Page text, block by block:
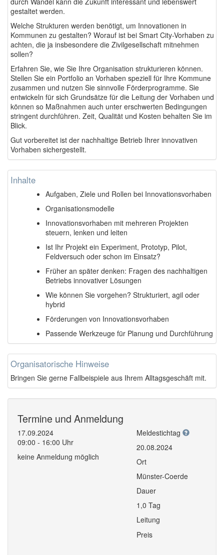
gestaltet werden.
Welche Strukturen werden benötigt, um Innovationen in
Kommunen zu gestalten? Worauf ist bei Smart City-Vorhaben zu
achten, die ja insbesondere die Zivilgesellschaft mitnehmen
sollen?
Erfahren Sie, wie Sie Ihre Organisation strukturieren können.
Stellen Sie ein Portfolio an Vorhaben speziell für Ihre Kommune
zusammen und nutzen Sie sinnvolle Förder­programme. Sie
entwickeln für sich Grundsätze für die Leitung der Vorhaben und
können so Maßnahmen auch unter erschwerten Bedingungen
stringent durchführen. Zeit, Qualität und Kosten behalten Sie im
Blick.
Gut vorbereitet ist der nachhaltige Betrieb Ihrer innovativen
Vorhaben sichergestellt.
Inhalte
Aufgaben, Ziele und Rollen bei Innovationsvorhaben
Organisationsmodelle
Innovationsvorhaben mit mehreren Projekten
steuern, lenken und leiten
Ist Ihr Projekt ein Experiment, Prototyp, Pilot,
Feldversuch oder schon im Einsatz?
Früher an später denken: Fragen des nachhaltigen
Betriebs innovativer Lösungen
Wie können Sie vorgehen? Strukturiert, agil oder
hybrid
Förderungen von Innovationsvorhaben
Passende Werkzeuge für Planung und Durchführung
Organisatorische Hinweise
Bringen Sie gerne Fallbeispiele aus Ihrem Alltagsgeschäft mit.
Termine und Anmeldung
17.09.2024
09:00 - 16:00 Uhr
keine Anmeldung möglich
Meldestichtag
20.08.2024
Ort
Münster-Coerde
Dauer
1,0 Tag
Leitung
Preis